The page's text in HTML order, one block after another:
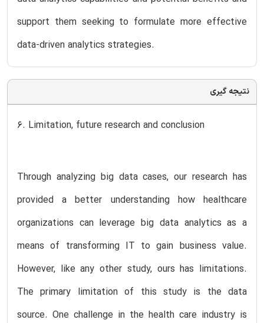
support them seeking to formulate more effective
data-driven analytics strategies.
نتیجه گیری
6. Limitation, future research and conclusion
Through analyzing big data cases, our research has
provided a better understanding how healthcare
organizations can leverage big data analytics as a
means of transforming IT to gain business value.
However, like any other study, ours has limitations.
The primary limitation of this study is the data
source. One challenge in the health care industry is